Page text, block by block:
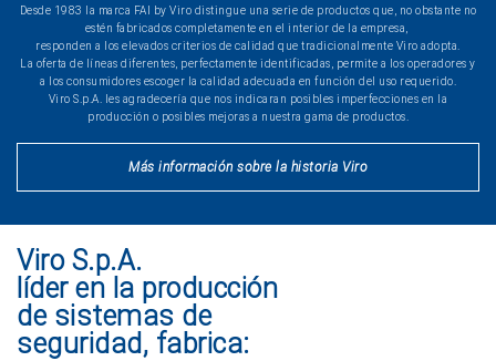
Desde 1983 la marca FAI by Viro distingue una serie de productos que, no obstante no
estén fabricados completamente en el interior de la empresa,
responden a los elevados criterios de calidad que tradicionalmente Viro adopta.
La oferta de líneas diferentes, perfectamente identificadas, permite a los operadores y
a los consumidores escoger la calidad adecuada en función del uso requerido.
Viro S.p.A. les agradecería que nos indicaran posibles imperfecciones en la
producción o posibles mejoras a nuestra gama de productos.
Más información sobre la historia Viro
Viro S.p.A.
líder en la producción
de sistemas de
seguridad, fabrica: